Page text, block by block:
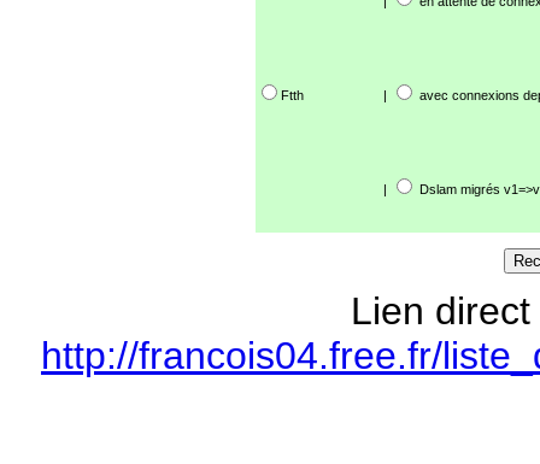
Ftth | avec connexions
| Dslam migrés
Lien
http://francois04.free.fr/